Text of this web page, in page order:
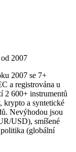
2007
2007 se 7+
a registrována u
2 600+ instrumentů
a syntetické
Nevýhodou jsou
USD), smíšené
politika (globální